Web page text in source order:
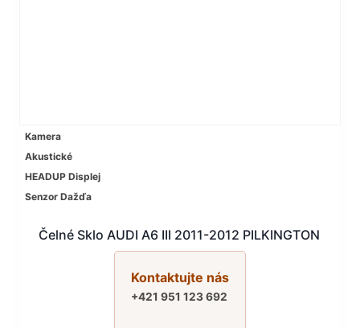
Kamera
Akustické
HEADUP Displej
Senzor Dažďa
Čelné Sklo AUDI A6 III 2011-2012 PILKINGTON
Kontaktujte nás
+421 951 123 692